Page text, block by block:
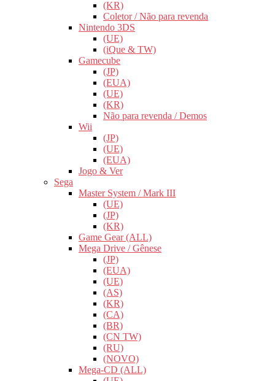
(KR)
Coletor / Não para revenda
Nintendo 3DS
(UE)
(iQue & TW)
Gamecube
(JP)
(EUA)
(UE)
(KR)
Não para revenda / Demos
Wii
(JP)
(UE)
(EUA)
Jogo & Ver
Sega
Master System / Mark III
(UE)
(JP)
(KR)
Game Gear (ALL)
Mega Drive / Gênese
(JP)
(EUA)
(UE)
(AS)
(KR)
(CA)
(BR)
(CN TW)
(RU)
(NOVO)
Mega-CD (ALL)